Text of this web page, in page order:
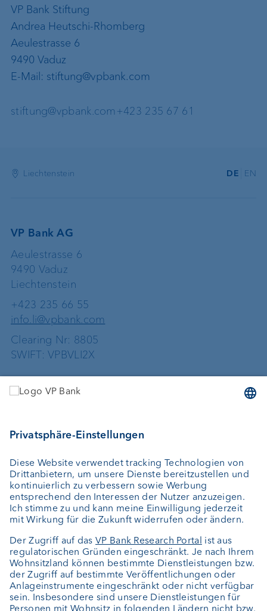
VP Bank Stiftung
Andrea Heutschi-Rhomberg
Aeulestrasse 6
9490 Vaduz
E-Mail: stiftung@vpbank.com
stiftung@vpbank.com +423 235 67 61
Liechtenstein DE EN
VP Bank AG
Aeulestrasse 6
9490 Vaduz
Liechtenstein
+423 235 66 55
info.li@vpbank.com
Clearing Nr: 8805
SWIFT: VPBVLI2X
Dienstleistungen
Vermögensplanung
Depotbank
Externer Vermögensverwalter
Private Label Fonds
Investment Consulting
Über uns
Portrait
Jobs
News
Kundenfeedback